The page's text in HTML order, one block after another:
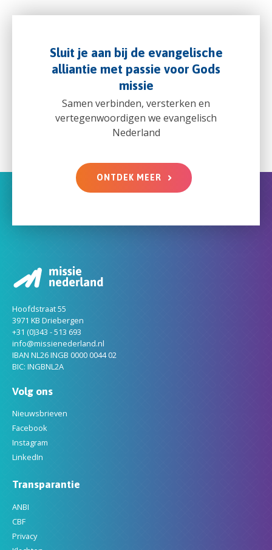
Sluit je aan bij de evangelische
alliantie met passie voor Gods
missie
Samen verbinden, versterken en
vertegenwoordigen we evangelisch
Nederland
ONTDEK MEER
Hoofdstraat 55
3971 KB Driebergen
+31 (0)343 - 513 693
info@missienederland.nl
IBAN NL26 INGB 0000 0044 02
BIC: INGBNL2A
Volg ons
Nieuwsbrieven
Facebook
Instagram
LinkedIn
Transparantie
ANBI
CBF
Privacy